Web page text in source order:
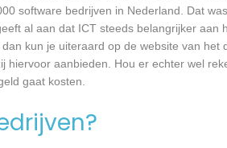
software bedrijven in Nederland. Dat
al aan dat ICT steeds belangrijker
kun je uiteraard op de website van
hiervoor aanbieden. Hou er echter wel
gaat kosten.